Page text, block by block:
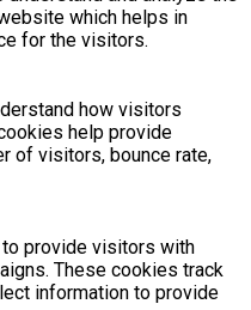
which helps in
for the visitors.
how visitors
help provide
of visitors, bounce rate,
provide visitors with
These cookies track
information to provide